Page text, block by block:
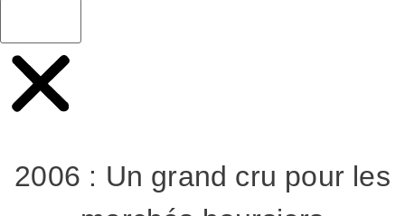
2006 : Un grand cru pour les